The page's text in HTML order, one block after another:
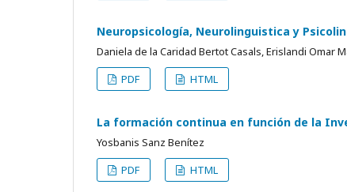
Neuropsicología, Neurolinguistica y
Daniela de la Caridad Bertot Casals, Erislandi Omar
PDF
HTML
La formación continua en función de la
Yosbanis Sanz Benítez
PDF
HTML